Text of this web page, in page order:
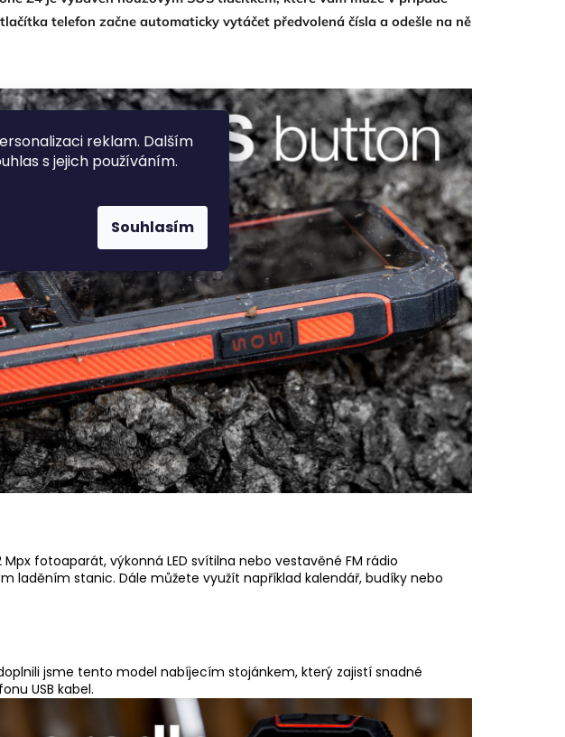
reklam. Dalším
s jejich používáním.
Souhlasím
telefon začne automaticky vytáčet předvolená čísla a odešle na ně
Mpx fotoaparát, výkonná LED svítilna nebo vestavěné FM rádio
laděním stanic. Dále můžete využít například kalendář, budíky nebo
jsme tento model nabíjecím stojánkem, který zajistí snadné
USB kabel.